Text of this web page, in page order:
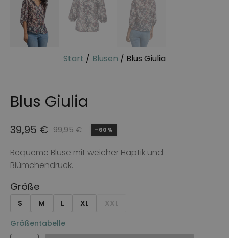
Start / Blusen / Blus Giulia
Blus Giulia
99,95€
Ursprünglicher
Preis
war:
99,95 €
39,95 €
Aktueller
Preis
ist:
39,95 €.
-60%
Bequeme Bluse mit weicher Haptik und
Blümchendruck.
Größe
S M L XL
XXL
Größentabelle